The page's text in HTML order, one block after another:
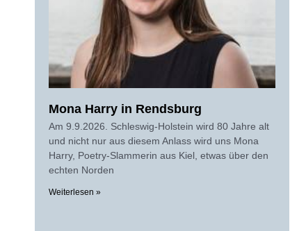
Mona Harry in Rendsburg
Am 9.9.2026. Schleswig-Holstein wird 80 Jahre alt
und nicht nur aus diesem Anlass wird uns Mona
Harry, Poetry-Slammerin aus Kiel, etwas über den
echten Norden
Weiterlesen »